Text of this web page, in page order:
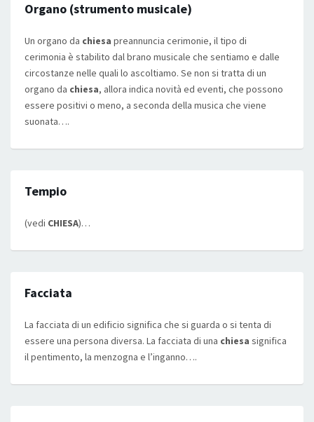
Organo (strumento musicale)
Un organo da chiesa preannuncia cerimonie, il tipo di
cerimonia è stabilito dal brano musicale che sentiamo e dalle
circostanze nelle quali lo ascoltiamo. Se non si tratta di un
organo da chiesa, allora indica novità ed eventi, che possono
essere positivi o meno, a seconda della musica che viene
suonata….
Tempio
(vedi CHIESA)…
Facciata
La facciata di un edificio significa che si guarda o si tenta di
essere una persona diversa. La facciata di una chiesa significa
il pentimento, la menzogna e l’inganno….